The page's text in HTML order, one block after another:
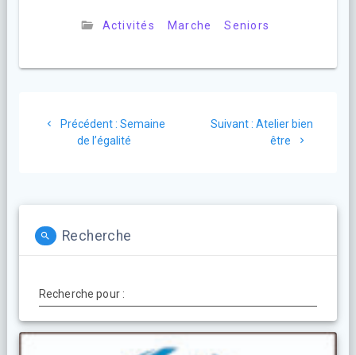
Activités Marche Seniors
Précédent : Article
précédent
Semaine
de l’égalité
Suivant : Article
suivant
Atelier bien
être
Recherche
Recherche pour :